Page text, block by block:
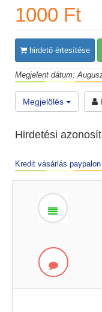
1000 Ft
hirdető értesítése
Megjelent dátum:
Megjelölés
Hirdetési
Kredit vásárlás